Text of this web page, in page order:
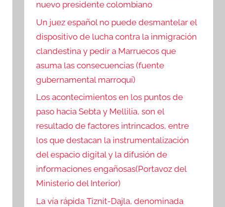
nuevo presidente colombiano
Un juez español no puede desmantelar el
dispositivo de lucha contra la inmigración
clandestina y pedir a Marruecos que
asuma las consecuencias (fuente
gubernamental marroquí)
Los acontecimientos en los puntos de
paso hacia Sebta y Mellilia, son el
resultado de factores intrincados, entre
los que destacan la instrumentalización
del espacio digital y la difusión de
informaciones engañosas(Portavoz del
Ministerio del Interior)
La vía rápida Tiznit-Dajla, denominada